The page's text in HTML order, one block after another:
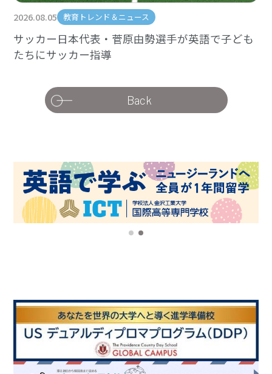
2026.08.05 教育トレンド＆ニュース
サッカー日本代表・菅原由勢選手が英語で子ども
たちにサッカー指導
Back